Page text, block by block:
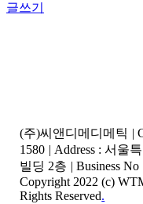
글쓰기
(주)씨앤디메디메틱 |
1580 | Address : 서울
빌딩 2층 | Business
Copyright 2022 (c)
Rights Reserved.